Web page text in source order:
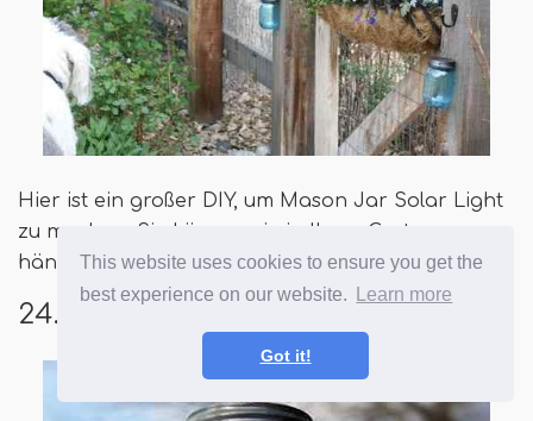
This website uses cookies to ensure you get the
best experience on our website.
Learn more
Got it!
Hier ist ein großer DIY, um Mason Jar Solar Light
zu machen. Sie können sie in Ihren Garten
hängen!
24. Mason Jar Chimes